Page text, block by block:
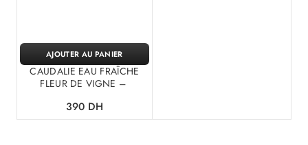
CAUDALIE EAU FRAÎCHE
FLEUR DE VIGNE –
390 DH
AJOUTER AU PANIER